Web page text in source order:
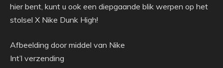
hier bent, kunt u ook een diepgaande blik werpen op het
stolsel X Nike Dunk High!
Afbeelding door middel van Nike
Int’l verzending